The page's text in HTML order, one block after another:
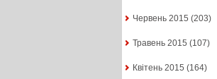
Червень 2015 (203)
Травень 2015 (107)
Квітень 2015 (164)